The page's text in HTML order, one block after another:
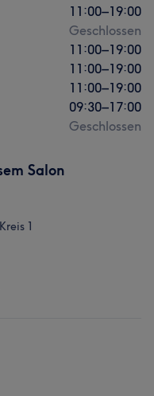
11:00–19:00
Geschlossen
11:00–19:00
11:00–19:00
11:00–19:00
09:30–17:00
Geschlossen
Salon
Kreis 1